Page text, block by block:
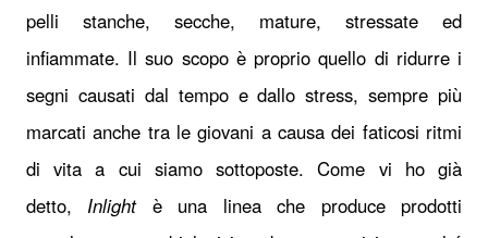
pelli stanche, secche, mature, stressate ed
infiammate. Il suo scopo è proprio quello di ridurre i
segni causati dal tempo e dallo stress, sempre più
marcati anche tra le giovani a causa dei faticosi ritmi
di vita a cui siamo sottoposte. Come vi ho già
detto, Inlightè una linea che produce prodotti